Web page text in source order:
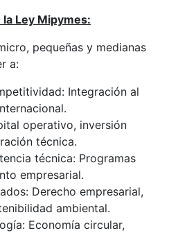
Ley Mipymes:
pequeñas y medianas
a:
Integración al
operativo, inversión
técnica.
técnica: Programas
empresarial.
Derecho empresarial,
ambiental.
Economía circular,